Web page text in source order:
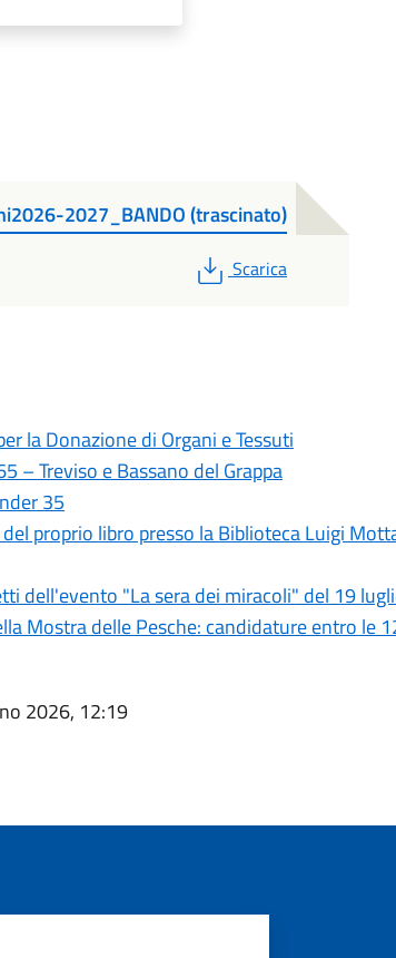
2027_BANDO (trascinato)
PDF
Scarica
la Donazione di Organi e Tessuti
– Treviso e Bassano del Grappa
35
proprio libro presso la Biblioteca Luigi
dell'evento "La sera dei miracoli" del 19
Mostra delle Pesche: candidature entro le
2026, 12:19